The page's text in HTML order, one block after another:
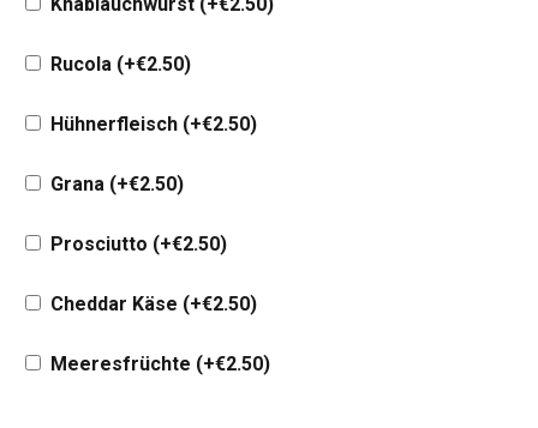
Rucola (+€2.50)
Hühnerfleisch (+€2.50)
Grana (+€2.50)
Prosciutto (+€2.50)
Cheddar Käse (+€2.50)
Meeresfrüchte (+€2.50)